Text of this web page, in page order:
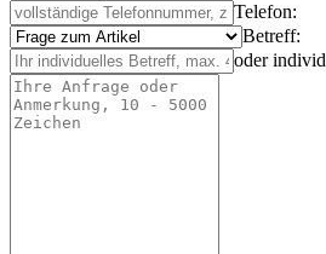
Telefon:
Betreff:
oder